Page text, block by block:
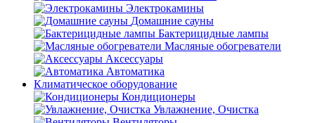
Электрокамины
Домашние сауны
Бактерицидные лампы
Масляные обогреватели
Аксессуары
Автоматика
Климатическое оборудование
Кондиционеры
Увлажнение, Очистка